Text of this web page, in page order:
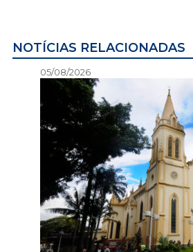
NOTÍCIAS RELACIONADAS
05/08/2026